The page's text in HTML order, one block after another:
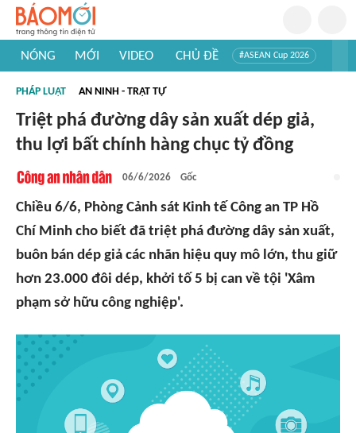
NÓNG MỚI VIDEO CHỦ ĐỀ #ASEAN Cup 2026
#Khám phá thế giới
PHÁP LUẬT AN NINH - TRẬT TỰ
Triệt phá đường dây sản xuất dép giả,
thu lợi bất chính hàng chục tỷ đồng
06/6/2026 Gốc
Chiều 6/6, Phòng Cảnh sát Kinh tế Công an TP Hồ
Chí Minh cho biết đã triệt phá đường dây sản xuất,
buôn bán dép giả các nhãn hiệu quy mô lớn, thu giữ
hơn 23.000 đôi dép, khởi tố 5 bị can về tội 'Xâm
phạm sở hữu công nghiệp'.